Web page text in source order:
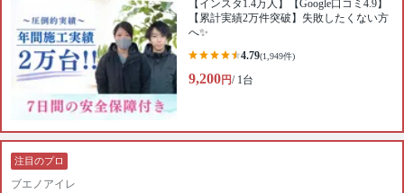
【インスタ1.4万人】【Google口コミ4.9】
【累計実績2万件突破】失敗したくない方
へ✨
4.79(1,949件)
9,200円/ 1台
注目のプロ
ブエノアイレ